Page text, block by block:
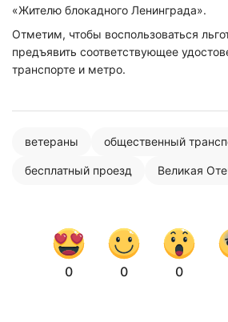
«Жителю блокадного Ленинграда».
Отметим, чтобы воспользоваться
предъявить соответствующее
транспорте и метро.
ветераны общественный
бесплатный проезд Великая
0 0 0